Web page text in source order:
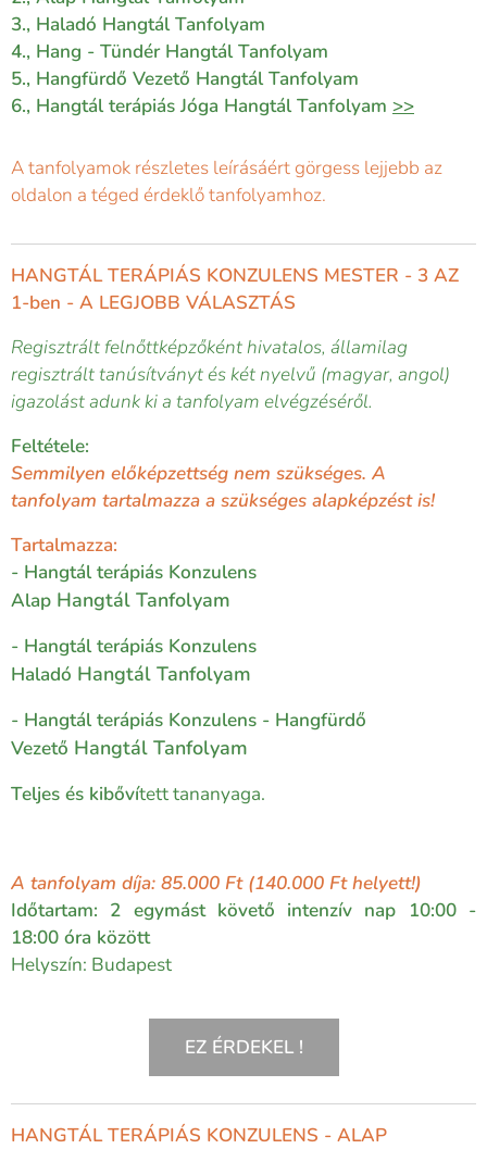
3., Haladó Hangtál Tanfolyam
4., Hang - Tündér Hangtál Tanfolyam
5., Hangfürdő Vezető Hangtál Tanfolyam
6., Hangtál terápiás Jóga Hangtál Tanfolyam >>
A tanfolyamok részletes leírásáért görgess lejjebb az
oldalon a téged érdeklő tanfolyamhoz.
HANGTÁL TERÁPIÁS KONZULENS MESTER - 3 AZ
1-ben - A LEGJOBB VÁLASZTÁS
Regisztrált felnőttképzőként hivatalos, államilag
regisztrált tanúsítványt és két nyelvű (magyar, angol)
igazolást adunk ki a tanfolyam elvégzéséről.
Feltétele:
Semmilyen előképzettség nem szükséges. A
tanfolyam tartalmazza a szükséges alapképzést is!
Tartalmazza:
- Hangtál terápiás Konzulens
Alap Hangtál Tanfolyam
- Hangtál terápiás Konzulens
Haladó Hangtál Tanfolyam
- Hangtál terápiás Konzulens - Hangfürdő
Vezető Hangtál Tanfolyam
Teljes és kibővített tananyaga.
A tanfolyam díja: 85.000 Ft (140.000 Ft helyett!)
Időtartam: 2 egymást követő intenzív nap 10:00 -
18:00 óra között
Helyszín: Budapest
EZ ÉRDEKEL !
HANGTÁL TERÁPIÁS KONZULENS - ALAP